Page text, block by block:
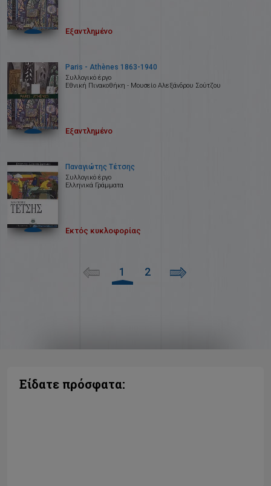
Εξαντλημένο
Paris - Athènes 1863-1940
Συλλογικό έργο
Εθνική Πινακοθήκη - Μουσείο Αλεξάνδρου Σούτζου
Εξαντλημένο
Παναγιώτης Τέτσης
Συλλογικό έργο
Ελληνικά Γράμματα
Εκτός κυκλοφορίας
1 2
Είδατε πρόσφατα: